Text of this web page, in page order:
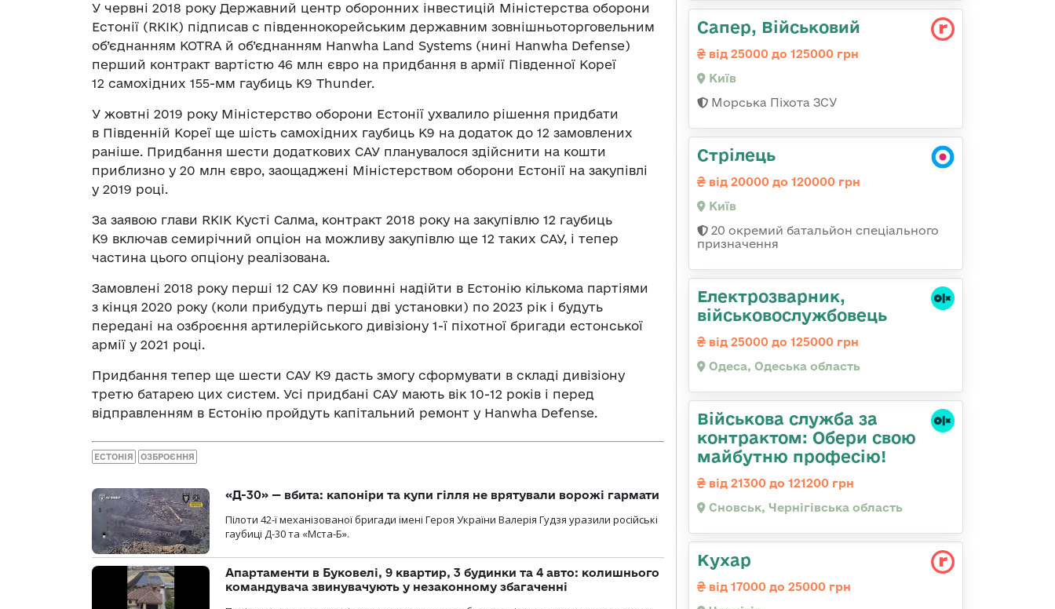
У червні 2018 року Державний центр оборонних інвестицій Міністерства оборони
Естонії (RKIK) підписав c південнокорейським державним зовнішньоторговельним
об’єднанням KOTRA й об’єднанням Hanwha Land Systems (нині Hanwha Defense)
перший контракт вартістю 46 млн євро на придбання в армії Південної Кореї
12 самохідних 155-мм гаубиць К9 Thunder.
У жовтні 2019 року Міністерство оборони Естонії ухвалило рішення придбати
в Південній Кореї ще шість самохідних гаубиць К9 на додаток до 12 замовлених
раніше. Придбання шести додаткових САУ планувалося здійснити на кошти
приблизно у 20 млн євро, заощаджені Міністерством оборони Естонії на закупівлі
у 2019 році.
За заявою глави RKIK Кусті Салма, контракт 2018 року на закупівлю 12 гаубиць
К9 включав семирічний опціон на можливу закупівлю ще 12 таких САУ, і тепер
частина цього опціону реалізована.
Замовлені 2018 року перші 12 САУ К9 повинні надійти в Естонію кількома партіями
з кінця 2020 року (коли прибудуть перші дві установки) по 2023 рік і будуть
передані на озброєння артилерійського дивізіону 1-ї піхотної бригади естонської
армії у 2021 році.
Придбання тепер ще шести САУ К9 дасть змогу сформувати в складі дивізіону
третю батарею цих систем. Усі придбані САУ мають вік 10-12 років і перед
відправленням в Естонію пройдуть капітальний ремонт у Hanwha Defense.
ЕСТОНІЯ ОЗБРОЄННЯ
«Д-30» — вбита: капоніри та купи гілля не врятували ворожі гармати
Пілоти 42-ї механізованої бригади імені Героя України Валерія Гудзя уразили російські
гаубиці Д-30 та «Мста-Б».
Апартаменти в Буковелі, 9 квартир, 3 будинки та 4 авто: колишнього
командувача звинувачують у незаконному збагаченні
Сапер, Військовий
від 25000 до 125000 грн
Київ
Морська Піхота ЗСУ
Стрілець
від 20000 до 120000 грн
Київ
20 окремий батальйон спеціального
призначення
Електрозварник,
військовослужбовець
від 25000 до 125000 грн
Одеса, Одеська область
Військова служба за
контрактом: Обери свою
майбутню професію!
від 21300 до 121200 грн
Сновськ, Чернігівська область
Кухар
від 17000 до 25000 грн